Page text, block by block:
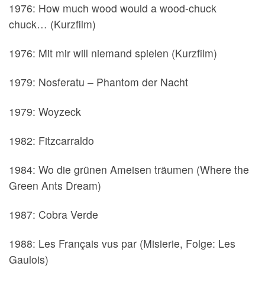
1976: How much wood would a wood-chuck
chuck… (Kurzfilm)
1976: Mit mir will niemand spielen (Kurzfilm)
1979: Nosferatu – Phantom der Nacht
1979: Woyzeck
1982: Fitzcarraldo
1984: Wo die grünen Ameisen träumen (Where the
Green Ants Dream)
1987: Cobra Verde
1988: Les Français vus par (Misierie, Folge: Les
Gaulois)